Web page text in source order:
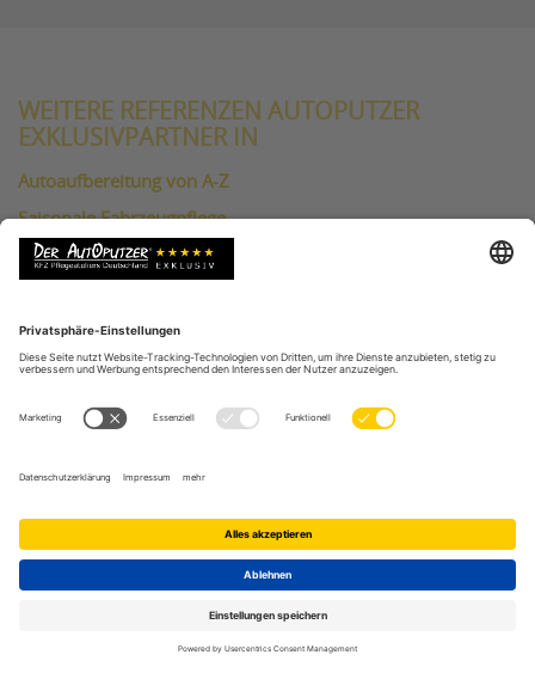
WEITERE REFERENZEN AUTOPUTZER
EXKLUSIVPARTNER IN
Autoaufbereitung von A-Z
Saisonale Fahrzeugpflege
Autowerbung entfernen lassen
Leasingfahrzeug Aufbereitung
Auto Verkaufsaufbereitung
Auto waschen, reinigen & polieren
Cabrioverdeck Aufbereitung
Autopolitur & Lackpflege
Kratzerentfernung
Beulendoktor Service